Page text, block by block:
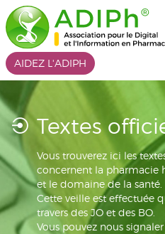
AIDEZ L'ADIPH
Textes
Vous trouverez ici les
concernent la pharmacie
et le domaine de la santé.
Cette veille est effectuée
travers des JO et des BO.
Vous pouvez nous